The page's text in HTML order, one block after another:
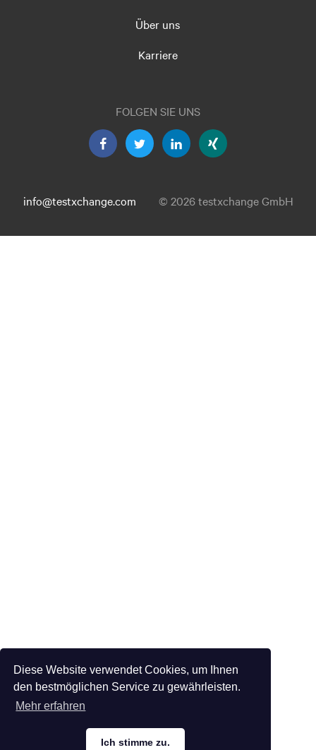
Diese Website verwendet Cookies, um Ihnen
den bestmöglichen Service zu gewährleisten.
Mehr erfahren
Ich stimme zu.
Über uns
Karriere
FOLGEN SIE UNS
info@testxchange.com © 2026 testxchange GmbH